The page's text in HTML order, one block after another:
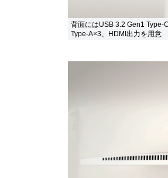
背面にはUSB 3.2 Gen1 Type-
Type-A×3、HDMI出力を用意